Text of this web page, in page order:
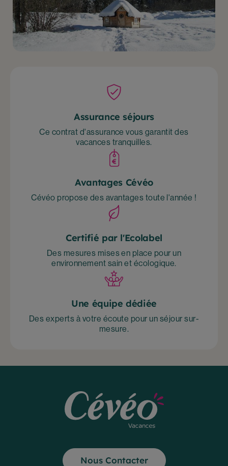
Assurance séjours
Ce contrat d'assurance vous garantit des
vacances tranquilles.
Avantages Cévéo
Cévéo propose des avantages toute l'année !
Certifié par l'Ecolabel
Des mesures mises en place pour un
environnement sain et écologique.
Une équipe dédiée
Des experts à votre écoute pour un séjour sur-
mesure.
Nous Contacter